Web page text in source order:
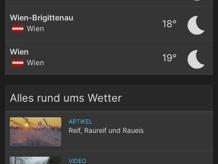
Wien-Brigittenau
Wien 18°
Wien
Wien 19°
Alles rund ums Wetter
ARTIKEL
Reif, Raureif und Raueis
VIDEO